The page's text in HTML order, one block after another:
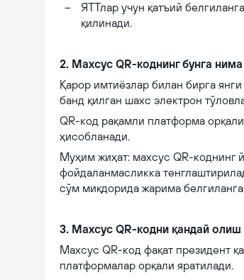
ЯТТлар учун қатъий
қилинади.
2. Махсус QR-коднинг бунга
Қарор имтиёзлар билан бирга
банд қилган шахс электрон
QR-код рақамли платформа
ҳисобланади.
Муҳим жиҳат: махсус QR-коднинг
фойдаланмасликка
сўм миқдорида жарима
3. Махсус QR-кодни қандай
Махсус QR-код фақат президент
платформалар орқали яратилади.